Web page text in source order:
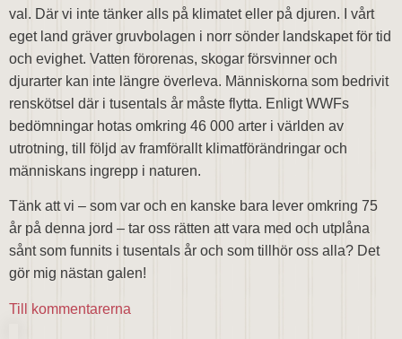
val. Där vi inte tänker alls på klimatet eller på djuren. I vårt
eget land gräver gruvbolagen i norr sönder landskapet för tid
och evighet. Vatten förorenas, skogar försvinner och
djurarter kan inte längre överleva. Människorna som bedrivit
renskötsel där i tusentals år måste flytta. Enligt WWFs
bedömningar hotas omkring 46 000 arter i världen av
utrotning, till följd av framförallt klimatförändringar och
människans ingrepp i naturen.
Tänk att vi – som var och en kanske bara lever omkring 75
år på denna jord – tar oss rätten att vara med och utplåna
sånt som funnits i tusentals år och som tillhör oss alla? Det
gör mig nästan galen!
Till kommentarerna